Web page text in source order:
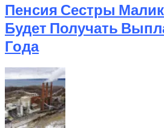
Пенсия Сестры
Будет Получать
Года